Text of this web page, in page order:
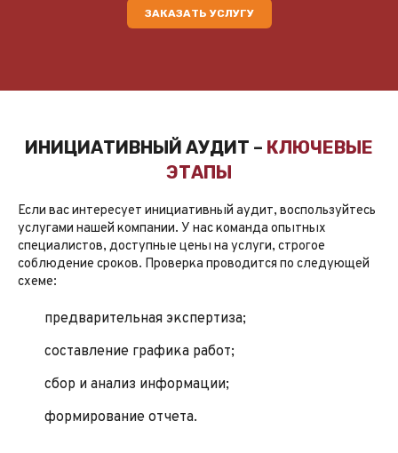
ЗАКАЗАТЬ УСЛУГУ
ИНИЦИАТИВНЫЙ АУДИТ – КЛЮЧЕВЫЕ
ЭТАПЫ
Если вас интересует инициативный аудит, воспользуйтесь
услугами нашей компании. У нас команда опытных
специалистов, доступные цены на услуги, строгое
соблюдение сроков. Проверка проводится по следующей
схеме:
предварительная экспертиза;
составление графика работ;
сбор и анализ информации;
формирование отчета.